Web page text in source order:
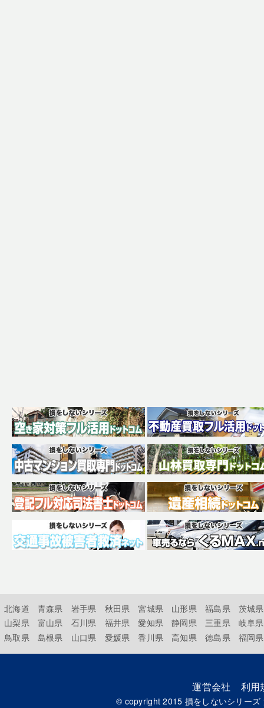
北海道 青森県 岩手県 秋田県 宮城県 山形県 福島県
茨城県
山梨県
富山県 石川県 福井県 愛知県 静岡県 三重県
岐阜県
鳥取県
島根県 山口県 愛媛県 香川県 高知県 徳島県 福岡県
運営会社 利用
© copyright 2015 損をしないシリー